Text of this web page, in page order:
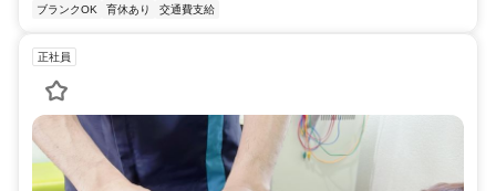
ブランクOK
育休あり 交通費支給
正社員